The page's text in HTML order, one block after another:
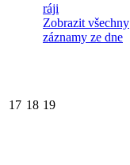
ráji
Zobrazit všechny
záznamy ze dne
17 18 19